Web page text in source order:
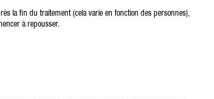
la fin du traitement (cela varie en fonction des personnes),
à repousser.